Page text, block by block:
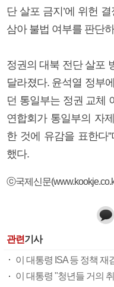
단 살포 금지’에 위헌
삼아 불법 여부를 판단
정권의 대북 전단 살포
달라졌다. 윤석열 정부
던 통일부는 정권 교체
연합회가 통일부의 자
한 것에 유감을 표한다
했다.
ⓒ국제신문
관련기사
이 대통령 ISA 등 정책 재
이 대통령 "청년들 거의